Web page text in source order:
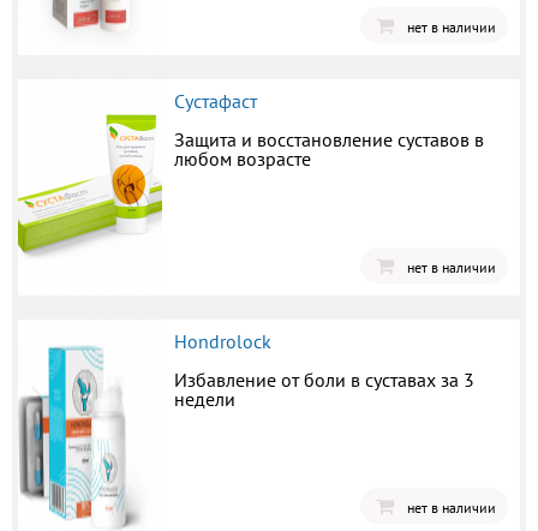
нет в наличии
Сустафаст
Защита и восстановление суставов в
любом возрасте
нет в наличии
Hondrolock
Избавление от боли в суставах за 3
недели
нет в наличии